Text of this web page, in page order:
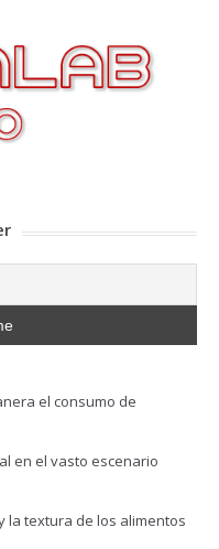
el consumo de
en el vasto escenario
la textura de los alimentos